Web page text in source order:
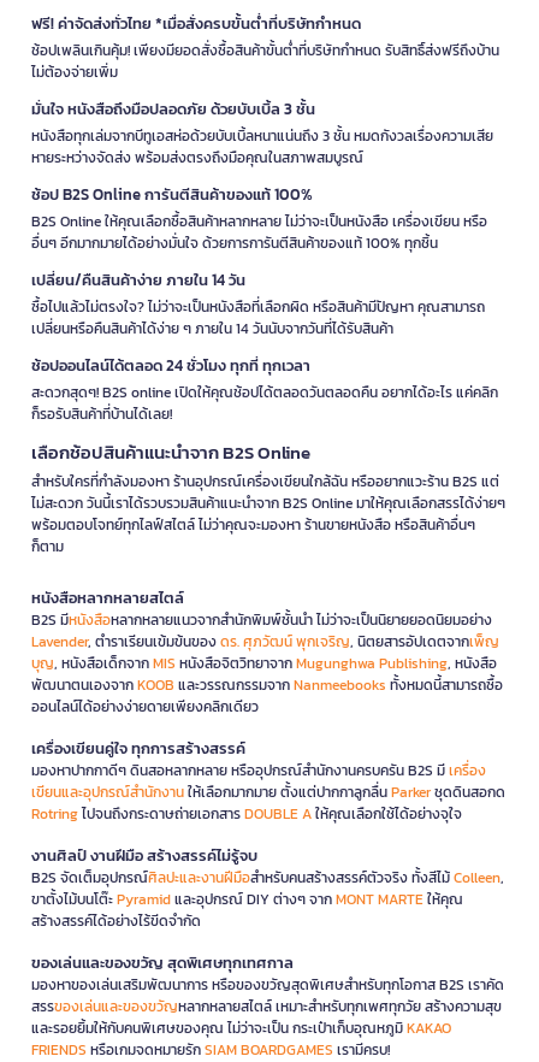
ฟรี! ค่าจัดส่งทั่วไทย *เมื่อสั่งครบขั้นต่ำที่บริษัทกำหนด
ช้อปเพลินเกินคุ้ม! เพียงมียอดสั่งซื้อสินค้าขั้นต่ำที่บริษัทกำหนด รับสิทธิ์ส่งฟรีถึงบ้าน
ไม่ต้องจ่ายเพิ่ม
มั่นใจ หนังสือถึงมือปลอดภัย ด้วยบับเบิ้ล 3 ชั้น
หนังสือทุกเล่มจากบีทูเอสห่อด้วยบับเบิ้ลหนาแน่นถึง 3 ชั้น หมดกังวลเรื่องความเสีย
หายระหว่างจัดส่ง พร้อมส่งตรงถึงมือคุณในสภาพสมบูรณ์
ช้อป B2S Online การันตีสินค้าของแท้ 100%
B2S Online ให้คุณเลือกซื้อสินค้าหลากหลาย ไม่ว่าจะเป็นหนังสือ เครื่องเขียน หรือ
อื่นๆ อีกมากมายได้อย่างมั่นใจ ด้วยการการันตีสินค้าของแท้ 100% ทุกชิ้น
เปลี่ยน/คืนสินค้าง่าย ภายใน 14 วัน
ซื้อไปแล้วไม่ตรงใจ? ไม่ว่าจะเป็นหนังสือที่เลือกผิด หรือสินค้ามีปัญหา คุณสามารถ
เปลี่ยนหรือคืนสินค้าได้ง่าย ๆ ภายใน 14 วันนับจากวันที่ได้รับสินค้า
ช้อปออนไลน์ได้ตลอด 24 ชั่วโมง ทุกที่ ทุกเวลา
สะดวกสุดๆ! B2S online เปิดให้คุณช้อปได้ตลอดวันตลอดคืน อยากได้อะไร แค่คลิก
ก็รอรับสินค้าที่บ้านได้เลย!
เลือกช้อปสินค้าแนะนำจาก B2S Online
สำหรับใครที่กำลังมองหา ร้านอุปกรณ์เครื่องเขียนใกล้ฉัน หรืออยากแวะร้าน B2S แต่
ไม่สะดวก วันนี้เราได้รวบรวมสินค้าแนะนำจาก B2S Online มาให้คุณเลือกสรรได้ง่ายๆ
พร้อมตอบโจทย์ทุกไลฟ์สไตล์ ไม่ว่าคุณจะมองหา ร้านขายหนังสือ หรือสินค้าอื่นๆ
ก็ตาม
หนังสือหลากหลายสไตล์
B2S มีหนังสือหลากหลายแนวจากสำนักพิมพ์ชั้นนำ ไม่ว่าจะเป็นนิยายยอดนิยมอย่าง
Lavender, ตำราเรียนเข้มข้นของดร. ศุภวัฒน์ พุกเจริญ, นิตยสารอัปเดตจากเพ็ญ
บุญ, หนังสือเด็กจากMIS หนังสือจิตวิทยาจากMugunghwa Publishing, หนังสือ
พัฒนาตนเองจากKOOB และวรรณกรรมจากNanmeebooks ทั้งหมดนี้สามารถซื้อ
ออนไลน์ได้อย่างง่ายดายเพียงคลิกเดียว
เครื่องเขียนคู่ใจ ทุกการสร้างสรรค์
มองหาปากกาดีๆ ดินสอหลากหลาย หรืออุปกรณ์สำนักงานครบครัน B2S มีเครื่อง
เขียนและอุปกรณ์สำนักงานให้เลือกมากมาย ตั้งแต่ปากกาลูกลื่นParkerชุดดินสอกด
Rotringไปจนถึงกระดาษถ่ายเอกสารDOUBLE Aให้คุณเลือกใช้ได้อย่างจุใจ
งานศิลป์ งานฝีมือ สร้างสรรค์ไม่รู้จบ
B2S จัดเต็มอุปกรณ์ศิลปะและงานฝีมือสำหรับคนสร้างสรรค์ตัวจริง ทั้งสีไม้Colleen,
ขาตั้งไม้บนโต๊ะPyramidและอุปกรณ์ DIY ต่างๆ จากMONT MARTEให้คุณ
สร้างสรรค์ได้อย่างไร้ขีดจำกัด
ของเล่นและของขวัญ สุดพิเศษทุกเทศกาล
มองหาของเล่นเสริมพัฒนาการ หรือของขวัญสุดพิเศษสำหรับทุกโอกาส B2S เราคัด
สรรของเล่นและของขวัญหลากหลายสไตล์ เหมาะสำหรับทุกเพศทุกวัย สร้างความสุข
และรอยยิ้มให้กับคนพิเศษของคุณ ไม่ว่าจะเป็น กระเป๋าเก็บอุณหภูมิKAKAO
FRIENDS หรือเกมจดหมายรักSIAM BOARDGAMES เรามีครบ!